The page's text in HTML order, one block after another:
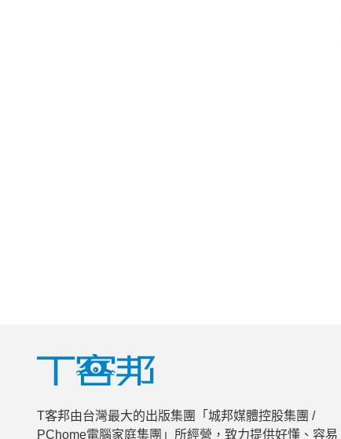
T客邦由台灣最大的出版集團「城邦媒體控股集團 /
PChome電腦家庭集團」所經營，致力提供好懂、容易